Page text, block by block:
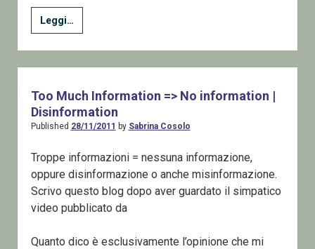
Leggi…
Day
On
Developer
–
By
Education
a
Milano
Too Much Information => No information |
Disinformation
Published 28/11/2011 by Sabrina Cosolo
Troppe informazioni = nessuna informazione,
oppure disinformazione o anche misinformazione.
Scrivo questo blog dopo aver guardato il simpatico
video pubblicato da
Quanto dico è esclusivamente l’opinione che mi